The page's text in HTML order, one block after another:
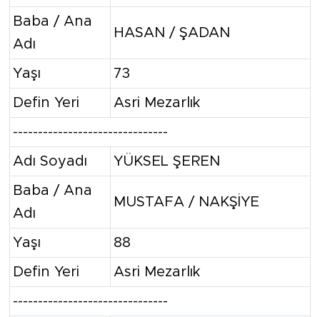
Baba / Ana
Adı
HASAN / ŞADAN
Yaşı 73
Defin Yeri Asri Mezarlık
-------------------------------
Adı Soyadı YÜKSEL ŞEREN
Baba / Ana
Adı
MUSTAFA / NAKŞİYE
Yaşı 88
Defin Yeri Asri Mezarlık
-------------------------------